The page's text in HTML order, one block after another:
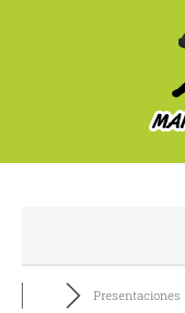
Presentaciones